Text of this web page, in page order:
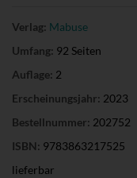
Verlag: Mabuse
Umfang: 92 Seiten
Auflage: 2
Erscheinungsjahr: 2023
Bestellnummer: 202752
ISBN: 9783863217525
lieferbar